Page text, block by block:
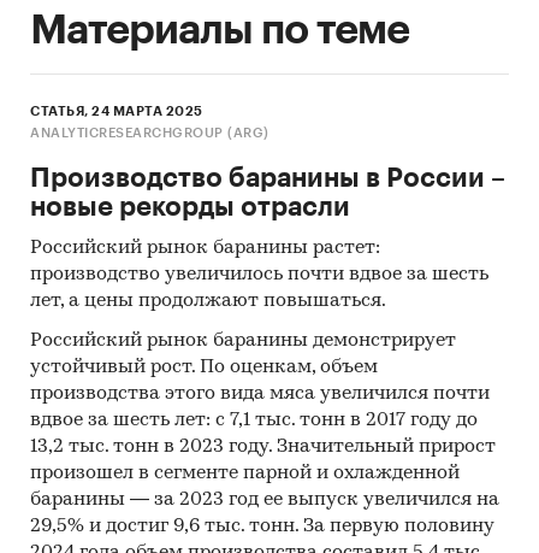
Материалы по теме
СТАТЬЯ, 24 МАРТА 2025
ANALYTICRESEARCHGROUP (ARG)
Производство баранины в России –
новые рекорды отрасли
Российский рынок баранины растет:
производство увеличилось почти вдвое за шесть
лет, а цены продолжают повышаться.
Российский рынок баранины демонстрирует
устойчивый рост. По оценкам, объем
производства этого вида мяса увеличился почти
вдвое за шесть лет: с 7,1 тыс. тонн в 2017 году до
13,2 тыс. тонн в 2023 году. Значительный прирост
произошел в сегменте парной и охлажденной
баранины — за 2023 год ее выпуск увеличился на
29,5% и достиг 9,6 тыс. тонн. За первую половину